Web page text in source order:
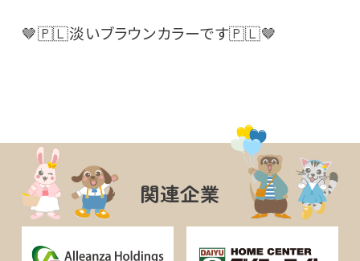
🤎🇵🇱淡いブラウンカラーです🇵🇱🤎
関連企業